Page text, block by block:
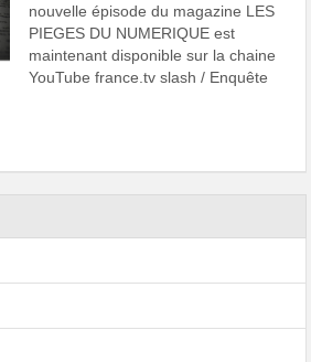
nouvelle épisode du magazine LES
PIEGES DU NUMERIQUE est
maintenant disponible sur la chaine
YouTube france.tv slash / Enquête